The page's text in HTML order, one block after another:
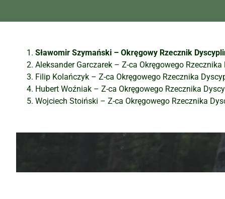
Sławomir Szymański – Okręgowy Rzecznik
Aleksander Garczarek – Z-ca Okręgowego
Filip Kolańczyk – Z-ca Okręgowego Rzecznika
Hubert Woźniak – Z-ca Okręgowego Rzecznika
Wojciech Stoiński – Z-ca Okręgowego Rzecznika